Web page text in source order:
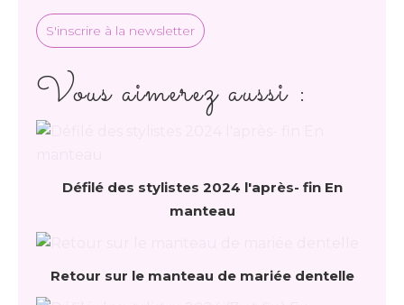
S'inscrire à la newsletter
Vous aimerez aussi :
Défilé des stylistes 2024 l'après- fin En
manteau
Retour sur le manteau de mariée dentelle